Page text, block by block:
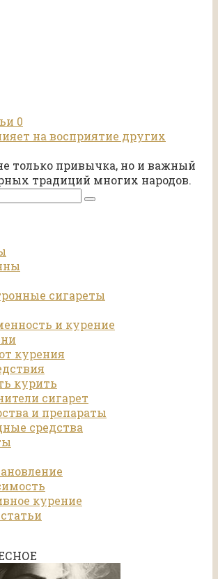
0
на восприятие других
только привычка, но и важный
традиций многих народов.
сигареты
и курение
курения
курить
сигарет
и препараты
средства
курение